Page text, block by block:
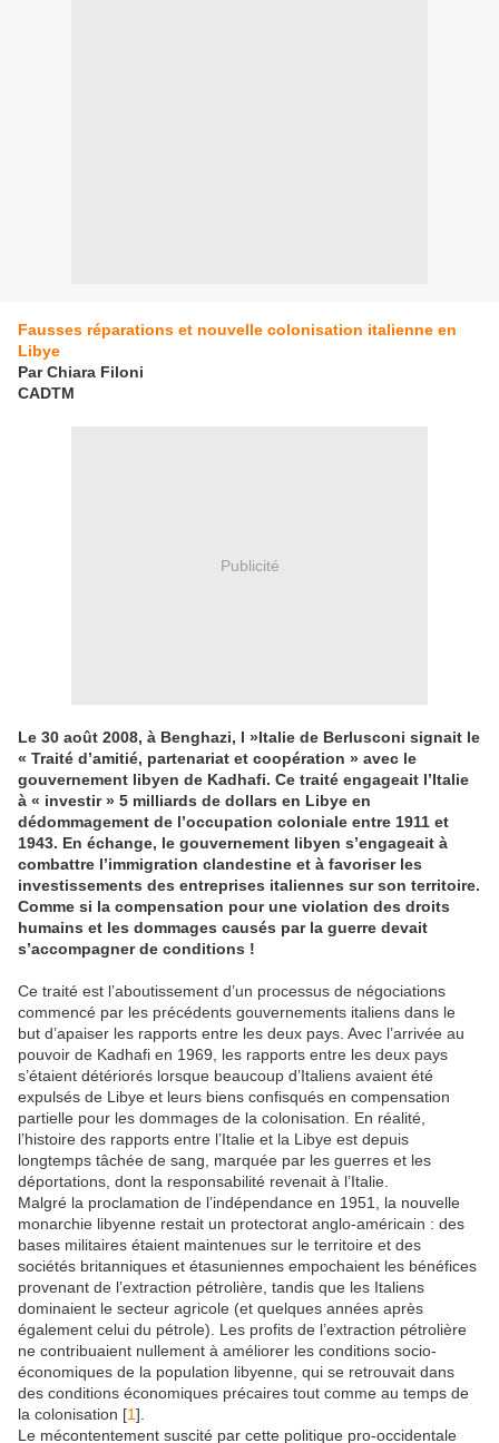
Fausses réparations et nouvelle colonisation italienne en
Libye
Par Chiara Filoni
CADTM
Publicité
Le 30 août 2008, à Benghazi, l »Italie de Berlusconi signait le
« Traité d’amitié, partenariat et coopération » avec le
gouvernement libyen de Kadhafi. Ce traité engageait l’Italie
à « investir » 5 milliards de dollars en Libye en
dédommagement de l’occupation coloniale entre 1911 et
1943. En échange, le gouvernement libyen s’engageait à
combattre l’immigration clandestine et à favoriser les
investissements des entreprises italiennes sur son territoire.
Comme si la compensation pour une violation des droits
humains et les dommages causés par la guerre devait
s’accompagner de conditions !
Ce traité est l’aboutissement d’un processus de négociations
commencé par les précédents gouvernements italiens dans le
but d’apaiser les rapports entre les deux pays. Avec l’arrivée au
pouvoir de Kadhafi en 1969, les rapports entre les deux pays
s’étaient détériorés lorsque beaucoup d’Italiens avaient été
expulsés de Libye et leurs biens confisqués en compensation
partielle pour les dommages de la colonisation. En réalité,
l’histoire des rapports entre l’Italie et la Libye est depuis
longtemps tâchée de sang, marquée par les guerres et les
déportations, dont la responsabilité revenait à l’Italie.
Malgré la proclamation de l’indépendance en 1951, la nouvelle
monarchie libyenne restait un protectorat anglo-américain : des
bases militaires étaient maintenues sur le territoire et des
sociétés britanniques et étasuniennes empochaient les bénéfices
provenant de l’extraction pétrolière, tandis que les Italiens
dominaient le secteur agricole (et quelques années après
également celui du pétrole). Les profits de l’extraction pétrolière
ne contribuaient nullement à améliorer les conditions socio-
économiques de la population libyenne, qui se retrouvait dans
des conditions économiques précaires tout comme au temps de
la colonisation [1]
Le mécontentement suscité par cette politique pro-occidentale